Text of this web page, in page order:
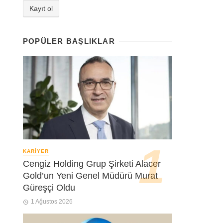
POPÜLER BAŞLIKLAR
KARIYER
Cengiz Holding Grup Şirketi Alacer
Gold’un Yeni Genel Müdürü Murat
Güreşçi Oldu
1 Ağustos 2026